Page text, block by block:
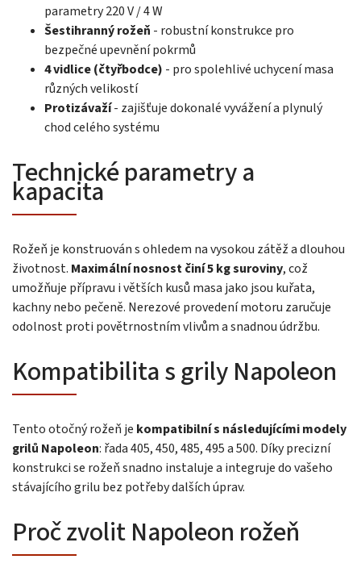
parametry 220 V / 4 W
Šestihranný rožeň - robustní konstrukce pro
bezpečné upevnění pokrmů
4 vidlice (čtyřbodce) - pro spolehlivé uchycení masa
různých velikostí
Protizávaží- zajišťuje dokonalé vyvážení a plynulý
chod celého systému
Technické parametry a
kapacita
Rožeň je konstruován s ohledem na vysokou zátěž a dlouhou
životnost. Maximální nosnost činí 5 kg suroviny, což
umožňuje přípravu i větších kusů masa jako jsou kuřata,
kachny nebo pečeně. Nerezové provedení motoru zaručuje
odolnost proti povětrnostním vlivům a snadnou údržbu.
Kompatibilita s grily Napoleon
Tento otočný rožeň je kompatibilní s následujícími modely
grilů Napoleon: řada 405, 450, 485, 495 a 500. Díky precizní
konstrukci se rožeň snadno instaluje a integruje do vašeho
stávajícího grilu bez potřeby dalších úprav.
Proč zvolit Napoleon rožeň